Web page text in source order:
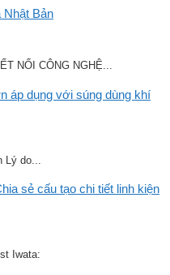
Nhật Bản
NỐI CÔNG NGHỆ...
áp dụng với súng dùng khí
do...
sẻ cấu tạo chi tiết linh kiện
Iwata: